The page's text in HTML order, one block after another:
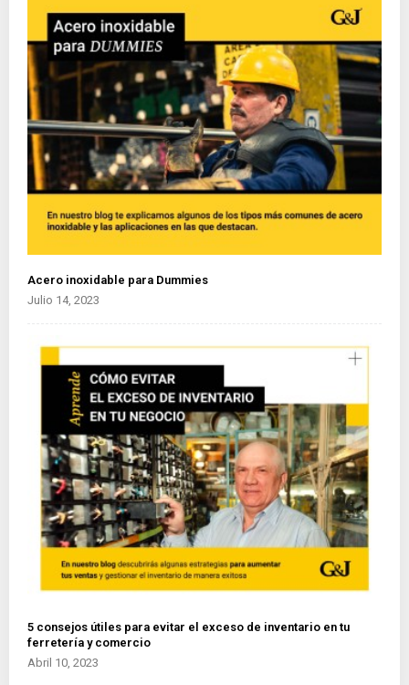
Acero inoxidable para Dummies
Julio 14, 2023
5 consejos útiles para evitar el exceso de inventario en tu
ferretería y comercio
Abril 10, 2023